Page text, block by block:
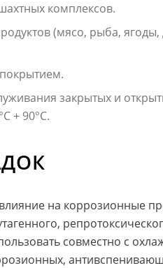
комплексов.
(мясо, рыба,
закрытых и
+ 90°С.
на коррозионные
совместно с